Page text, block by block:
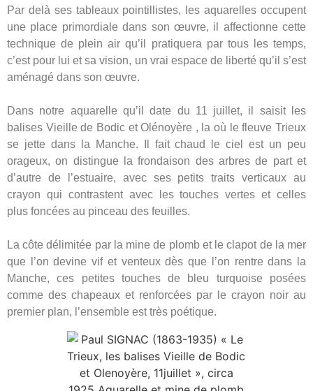
Par delà ses tableaux pointillistes, les aquarelles occupent
une place primordiale dans son œuvre, il affectionne cette
technique de plein air qu’il pratiquera par tous les temps,
c’est pour lui et sa vision, un vrai espace de liberté qu’il s’est
aménagé dans son œuvre.
Dans notre aquarelle qu’il date du 11 juillet, il saisit les
balises Vieille de Bodic et Olénoyère , la où le fleuve Trieux
se jette dans la Manche. Il fait chaud le ciel est un peu
orageux, on distingue la frondaison des arbres de part et
d’autre de l’estuaire, avec ses petits traits verticaux au
crayon qui contrastent avec les touches vertes et celles
plus foncées au pinceau des feuilles.
La côte délimitée par la mine de plomb et le clapot de la mer
que l’on devine vif et venteux dès que l’on rentre dans la
Manche, ces petites touches de bleu turquoise posées
comme des chapeaux et renforcées par le crayon noir au
premier plan, l’ensemble est très poétique.